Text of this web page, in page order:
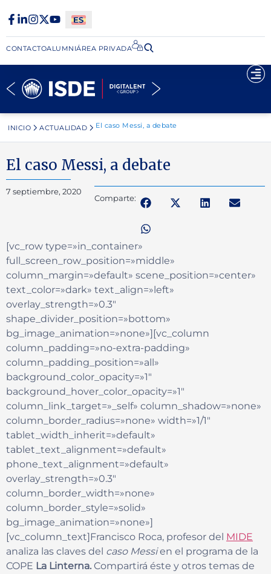
CONTACTOALUMNIÁREA PRIVADA​
INICIO ACTUALIDAD El caso Messi, a debate
El caso Messi, a debate
7 septiembre, 2020
Comparte:
[vc_row type=»in_container»
full_screen_row_position=»middle»
column_margin=»default» scene_position=»center»
text_color=»dark» text_align=»left»
overlay_strength=»0.3″
shape_divider_position=»bottom»
bg_image_animation=»none»][vc_column
column_padding=»no-extra-padding»
column_padding_position=»all»
background_color_opacity=»1″
background_hover_color_opacity=»1″
column_link_target=»_self» column_shadow=»none»
column_border_radius=»none» width=»1/1″
tablet_width_inherit=»default»
tablet_text_alignment=»default»
phone_text_alignment=»default»
overlay_strength=»0.3″
column_border_width=»none»
column_border_style=»solid»
bg_image_animation=»none»]
[vc_column_text]Francisco Roca, profesor del MIDE
analiza las claves del caso Messien el programa de la
COPE La Linterna. Compartirá éste y otros temas de